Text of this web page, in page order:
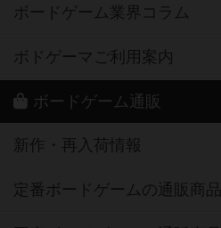
ボードゲーム業界コラム
ボドゲーマご利用案内
ボードゲーム通販
新作・再入荷情報
定番ボードゲームの通販商品